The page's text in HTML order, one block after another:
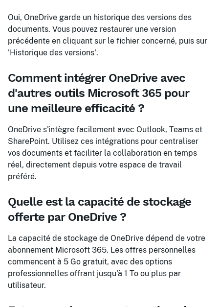
Oui, OneDrive garde un historique des versions des
documents. Vous pouvez restaurer une version
précédente en cliquant sur le fichier concerné, puis sur
'Historique des versions'.
Comment intégrer OneDrive avec
d'autres outils Microsoft 365 pour
une meilleure efficacité ?
OneDrive s'intègre facilement avec Outlook, Teams et
SharePoint. Utilisez ces intégrations pour centraliser
vos documents et faciliter la collaboration en temps
réel, directement depuis votre espace de travail
préféré.
Quelle est la capacité de stockage
offerte par OneDrive ?
La capacité de stockage de OneDrive dépend de votre
abonnement Microsoft 365. Les offres personnelles
commencent à 5 Go gratuit, avec des options
professionnelles offrant jusqu'à 1 To ou plus par
utilisateur.